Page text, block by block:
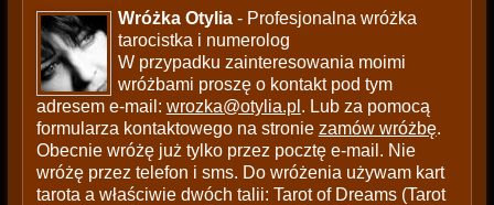
Wróżka Otylia- Profesjonalna wróżka
tarocistka i numerolog
W przypadku zainteresowania moimi
wróżbami proszę o kontakt pod tym
adresem e-mail: wrozka@otylia.pl . Lub za pomocą
formularza kontaktowego na stronie zamów wróżbę.
Obecnie wróżę już tylko przez pocztę e-mail. Nie
wróżę przez telefon i sms. Do wróżenia używam kart
tarota a właściwie dwóch talii: Tarot of Dreams (Tarot